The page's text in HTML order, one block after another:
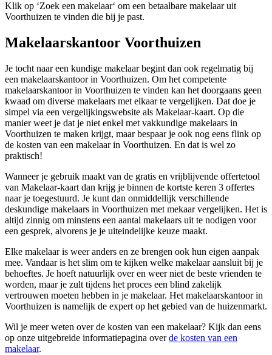
Klik op ‘Zoek een makelaar‘ om een betaalbare makelaar uit
Voorthuizen te vinden die bij je past.
Makelaarskantoor Voorthuizen
Je tocht naar een kundige makelaar begint dan ook regelmatig bij
een makelaarskantoor in Voorthuizen. Om het competente
makelaarskantoor in Voorthuizen te vinden kan het doorgaans geen
kwaad om diverse makelaars met elkaar te vergelijken. Dat doe je
simpel via een vergelijkingswebsite als Makelaar-kaart. Op die
manier weet je dat je niet enkel met vakkundige makelaars in
Voorthuizen te maken krijgt, maar bespaar je ook nog eens flink op
de kosten van een makelaar in Voorthuizen. En dat is wel zo
praktisch!
Wanneer je gebruik maakt van de gratis en vrijblijvende offertetool
van Makelaar-kaart dan krijg je binnen de kortste keren 3 offertes
naar je toegestuurd. Je kunt dan onmiddellijk verschillende
deskundige makelaars in Voorthuizen met mekaar vergelijken. Het is
altijd zinnig om minstens een aantal makelaars uit te nodigen voor
een gesprek, alvorens je je uiteindelijke keuze maakt.
Elke makelaar is weer anders en ze brengen ook hun eigen aanpak
mee. Vandaar is het slim om te kijken welke makelaar aansluit bij je
behoeftes. Je hoeft natuurlijk over en weer niet de beste vrienden te
worden, maar je zult tijdens het proces een blind zakelijk
vertrouwen moeten hebben in je makelaar. Het makelaarskantoor in
Voorthuizen is namelijk de expert op het gebied van de huizenmarkt.
Wil je meer weten over de kosten van een makelaar? Kijk dan eens
op onze uitgebreide informatiepagina overde kosten van een
makelaar.